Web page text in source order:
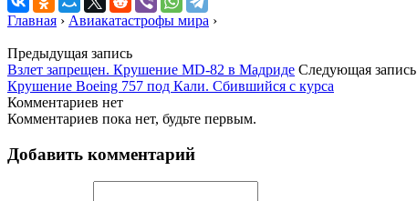
Главная › Авиакатастрофы мира ›
Предыдущая запись
Взлет запрещен. Крушение MD-82 в Мадриде Следующая запись
Крушение Boeing 757 под Кали. Сбившийся с курса
Комментариев нет
Комментариев пока нет, будьте первым.
Добавить комментарий